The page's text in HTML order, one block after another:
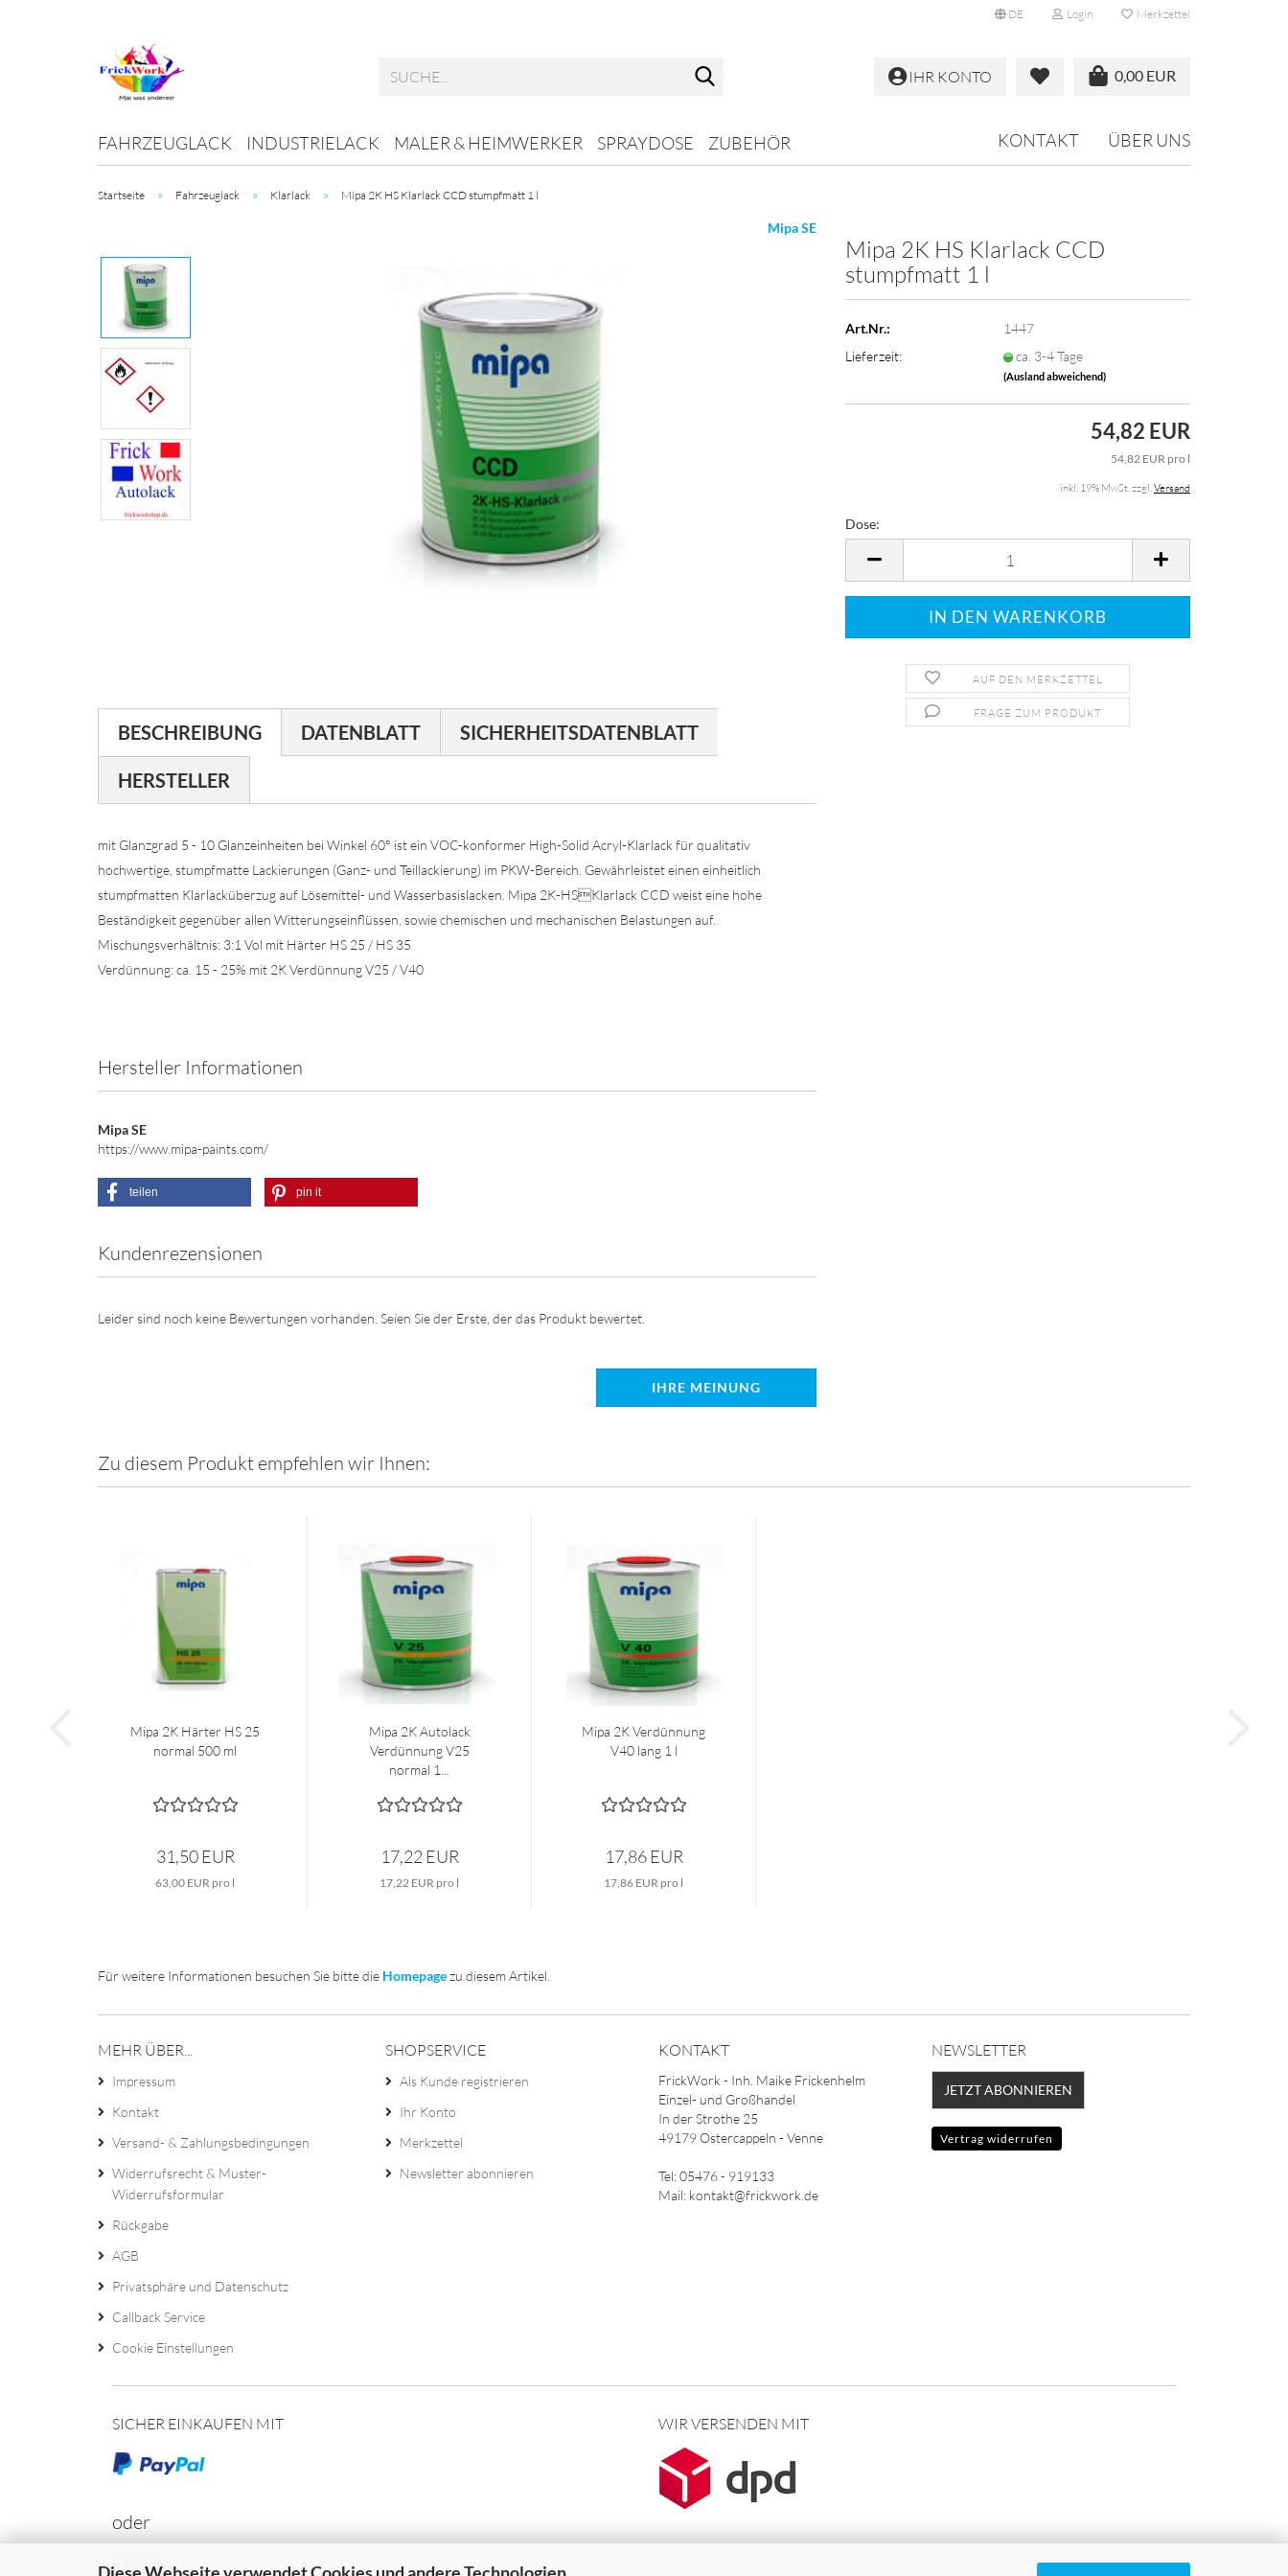
Diese Webseite verwendet Cookies und andere Technologien
DE Login Merkzettel
0,00 EUR
IHR KONTO
FAHRZEUGLACK INDUSTRIELACK MALER & HEIMWERKER SPRAYDOSE ZUBEHÖR KONTAKT ÜBER UNS
Startseite » Fahrzeuglack » Klarlack » Mipa 2K HS Klarlack CCD stumpfmatt 1 l
Mipa SE
Mipa 2K HS Klarlack CCD
stumpfmatt 1 l
Art.Nr.:
1447
Lieferzeit:
ca. 3-4 Tage
(Ausland abweichend)
54,82 EUR
54,82 EUR pro l
inkl. 19% MwSt. zzgl.Versand
Dose:
Dose
AUF DEN MERKZETTEL
FRAGE ZUM PRODUKT
BESCHREIBUNG DATENBLATT SICHERHEITSDATENBLATT
HERSTELLER
mit Glanzgrad 5 - 10 Glanzeinheiten bei Winkel 60° ist ein VOC-konformer High-Solid Acryl-Klarlack für qualitativ
hochwertige, stumpfmatte Lackierungen (Ganz- und Teillackierung) im PKW-Bereich. Gewährleistet einen einheitlich
stumpfmatten Klarlacküberzug auf Lösemittel- und Wasserbasislacken. Mipa 2K-HSKlarlack CCD weist eine hohe
Beständigkeit gegenüber allen Witterungseinflüssen, sowie chemischen und mechanischen Belastungen auf.
Mischungsverhältnis: 3:1 Vol mit Härter HS 25 / HS 35
Verdünnung: ca. 15 - 25% mit 2K Verdünnung V25 / V40
Hersteller Informationen
Mipa SE
https://www.mipa-paints.com/
teilen pin it
Kundenrezensionen
Leider sind noch keine Bewertungen vorhanden. Seien Sie der Erste, der das Produkt bewertet.
IHRE MEINUNG
Zu diesem Produkt empfehlen wir Ihnen:
Mipa 2K Härter HS 25
normal 500 ml
31,50 EUR
63,00 EUR pro l
Mipa 2K Autolack
Verdünnung V25
normal 1...
17,22 EUR
17,22 EUR pro l
Mipa 2K Verdünnung
V40 lang 1 l
17,86 EUR
17,86 EUR pro l
Für weitere Informationen besuchen Sie bitte die Homepagezu diesem Artikel.
MEHR ÜBER...
Impressum
Kontakt
Versand- & Zahlungsbedingungen
Widerrufsrecht & Muster-
Widerrufsformular
Rückgabe
AGB
Privatsphäre und Datenschutz
Callback Service
Cookie Einstellungen
SHOPSERVICE
Als Kunde registrieren
Ihr Konto
Merkzettel
Newsletter abonnieren
KONTAKT
FrickWork - Inh. Maike Frickenhelm
Einzel- und Großhandel
In der Strothe 25
49179 Ostercappeln - Venne
Tel: 05476 - 919133
Mail: kontakt@frickwork.de
NEWSLETTER
JETZT ABONNIEREN
Vertrag widerrufen
SICHER EINKAUFEN MIT
oder
Klarna
WIR VERSENDEN MIT